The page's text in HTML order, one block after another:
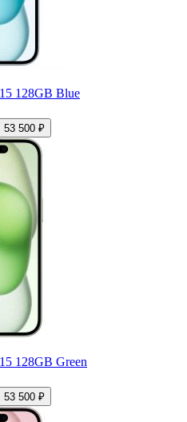
128GB Blue
53 500 ₽
128GB Green
53 500 ₽